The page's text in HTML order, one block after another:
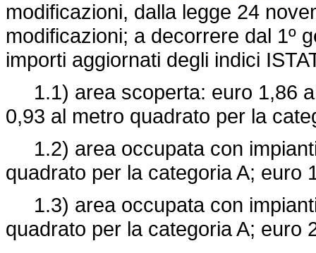
modificazioni, dalla legge 24
modificazioni; a decorrere dal 1º
importi aggiornati degli indici
1.1) area scoperta: euro 1,86
0,93 al metro quadrato per la
1.2) area occupata con
quadrato per la categoria A; euro
1.3) area occupata con
quadrato per la categoria A; euro